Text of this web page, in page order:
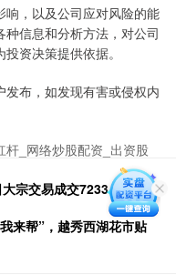
，以及公司应对风险的能
信息和分析方法，对公司
资决策提供依据。
布，如发现有害或侵权内
_网络炒股配资_出资股
宗交易成交7233.16万元
来帮”，越秀西湖花市贴